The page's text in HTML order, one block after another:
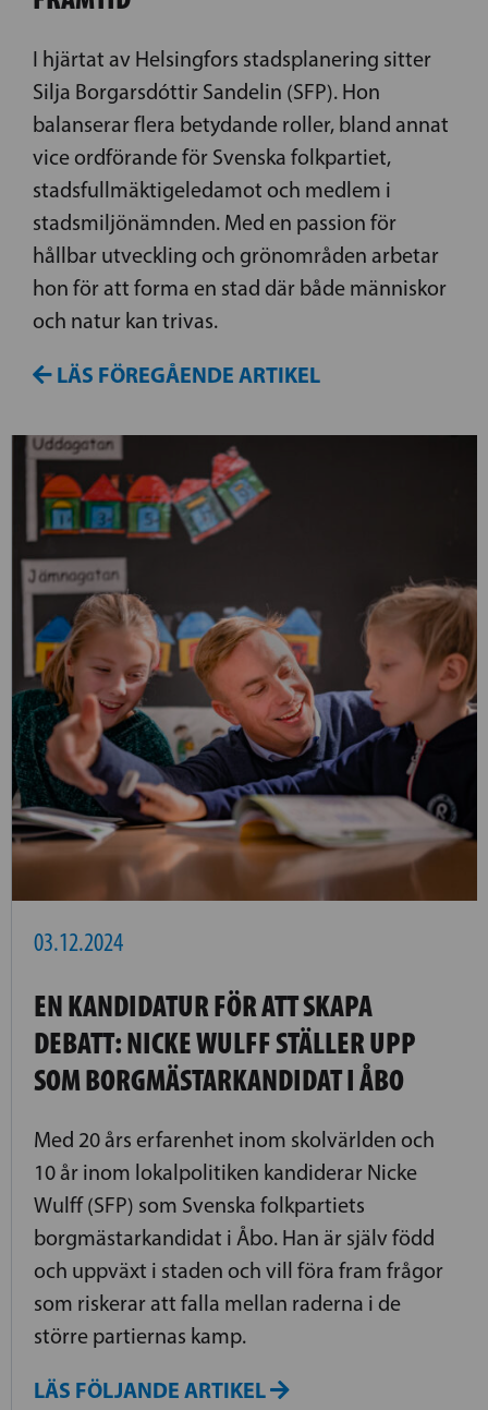
I hjärtat av Helsingfors stadsplanering sitter
Silja Borgarsdóttir Sandelin (SFP). Hon
balanserar flera betydande roller, bland annat
vice ordförande för Svenska folkpartiet,
stadsfullmäktigeledamot och medlem i
stadsmiljönämnden. Med en passion för
hållbar utveckling och grönområden arbetar
hon för att forma en stad där både människor
och natur kan trivas.
LÄS FÖREGÅENDE ARTIKEL
03.12.2024
EN KANDIDATUR FÖR ATT SKAPA
DEBATT: NICKE WULFF STÄLLER UPP
SOM BORGMÄSTARKANDIDAT I ÅBO
Med 20 års erfarenhet inom skolvärlden och
10 år inom lokalpolitiken kandiderar Nicke
Wulff (SFP) som Svenska folkpartiets
borgmästarkandidat i Åbo. Han är själv född
och uppväxt i staden och vill föra fram frågor
som riskerar att falla mellan raderna i de
större partiernas kamp.
LÄS FÖLJANDE ARTIKEL